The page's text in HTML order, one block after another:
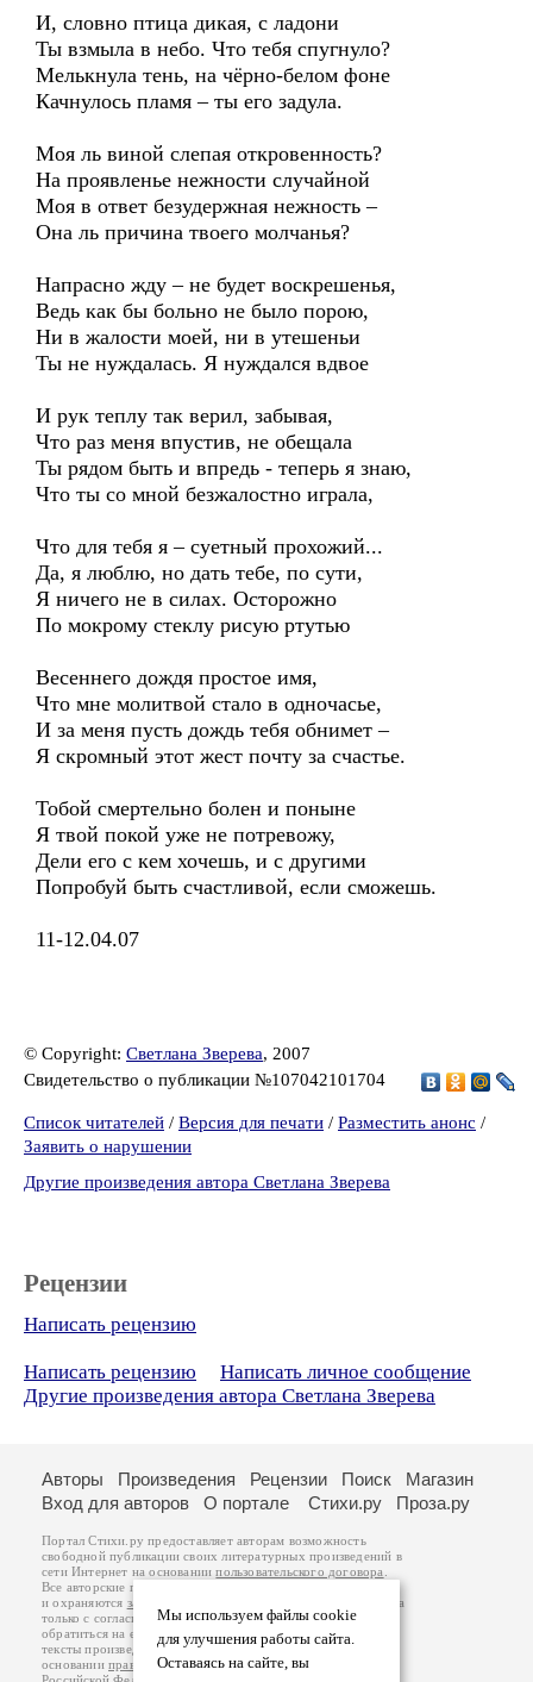
И, словно птица дикая, с ладони
Ты взмыла в небо. Что тебя спугнуло?
Мелькнула тень, на чёрно-белом фоне
Качнулось пламя – ты его задула.
Моя ль виной слепая откровенность?
На проявленье нежности случайной
Моя в ответ безудержная нежность –
Она ль причина твоего молчанья?
Напрасно жду – не будет воскрешенья,
Ведь как бы больно не было порою,
Ни в жалости моей, ни в утешеньи
Ты не нуждалась. Я нуждался вдвое
И рук теплу так верил, забывая,
Что раз меня впустив, не обещала
Ты рядом быть и впредь - теперь я знаю,
Что ты со мной безжалостно играла,
Что для тебя я – суетный прохожий...
Да, я люблю, но дать тебе, по сути,
Я ничего не в силах. Осторожно
По мокрому стеклу рисую ртутью
Весеннего дождя простое имя,
Что мне молитвой стало в одночасье,
И за меня пусть дождь тебя обнимет –
Я скромный этот жест почту за счастье.
Тобой смертельно болен и поныне
Я твой покой уже не потревожу,
Дели его с кем хочешь, и с другими
Попробуй быть счастливой, если сможешь.
11-12.04.07
© Copyright: Светлана Зверева, 2007
Свидетельство о публикации №107042101704
Список читателей / Версия для печати / Разместить анонс /
Заявить о нарушении
Другие произведения автора Светлана Зверева
Рецензии
Написать рецензию
Написать рецензию
Написать личное сообщение
Другие произведения автора Светлана Зверева
Мы используем файлы cookie
для улучшения работы сайта.
Оставаясь на сайте, вы
Авторы Произведения Рецензии Поиск
Магазин
Вход для авторов
О портале Стихи.ру Проза.ру
Портал Стихи.ру предоставляет авторам возможность
свободной публикации своих литературных произведений в
сети Интернет на основаниипользовательского договора
Все авторские права на произведения принадлежат авторам
и охраняются законом
. Перепечатка произведений возможна
только с согласия его автора, к которому вы можете
обратиться на его авторской странице. Ответственность за
тексты произведений авторы несут самостоятельно на
основанииправил публикацииизаконодательства